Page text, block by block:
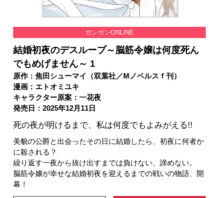
ガンガンONLINE
結婚初夜のデスループ～脳筋令嬢は何度死ん
でもめげません～ 1
原作：焦田シューマイ（双葉社／Mノベルスｆ刊）
漫画：エトオミユキ
キャラクター原案：一花夜
発売日：2025年12月11日
死の夜が明けるまで、私は何度でもよみがえる!!
美貌の公爵と出会ったその日に結婚したら、初夜に何者か
に殺される？
繰り返す一夜から抜け出すまでは負けない、諦めない。
脳筋令嬢が幸せな結婚初夜を迎えるまでの戦いの物語、開
幕！